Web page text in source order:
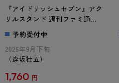
『アイドリッシュセブン』アク
リルスタンド 週刊ファミ通
Collection 逢坂壮五
予約受付中
2026年9月下旬
（逢坂壮五）
1,760 円